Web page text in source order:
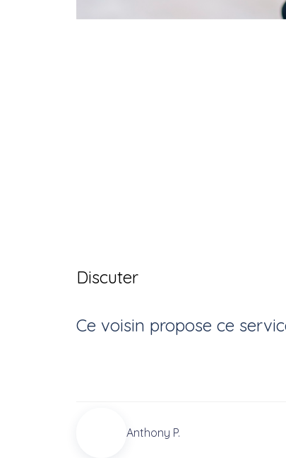
Discuter
Ce voisin propose ce
Anthony P.